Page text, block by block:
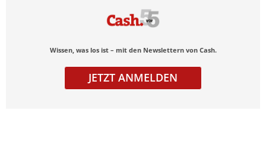
Wissen, was los ist – mit den Newslettern von Cash.
JETZT ANMELDEN